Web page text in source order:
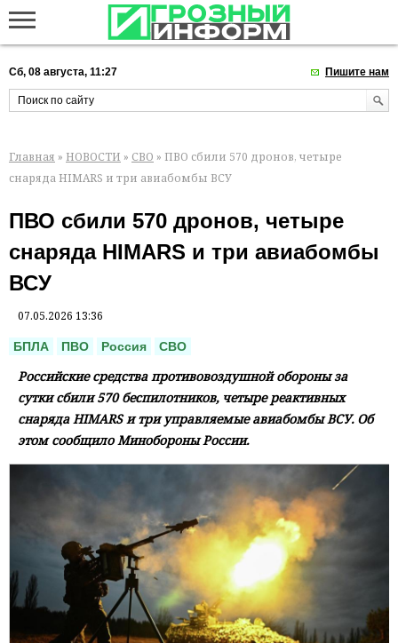
Сб, 08 августа, 11:27 Пишите нам
Главная » НОВОСТИ » СВО » ПВО сбили 570 дронов, четыре
снаряда HIMARS и три авиабомбы ВСУ
ПВО сбили 570 дронов, четыре
снаряда HIMARS и три авиабомбы
ВСУ
07.05.2026 13:36
БПЛА ПВО Россия СВО
Российские средства противовоздушной обороны за
сутки сбили 570 беспилотников, четыре реактивных
снаряда HIMARS и три управляемые авиабомбы ВСУ. Об
этом сообщило Минобороны России.